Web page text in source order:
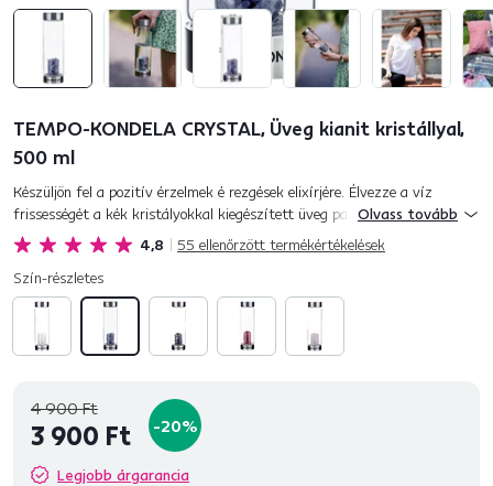
TEMPO-KONDELA CRYSTAL, Üveg kianit kristállyal,
500 ml
4,8 55 ellenőrzött termékértékelések
Készüljön fel a pozitív érzelmek é rezgések elixírjére. Élvezze a víz
frissességét a kék kristályokkal kiegészített üveg palackból. Akár érzi a
kianit kristályok jótékony hatását, akár csak megszab...
Olvass tovább
Szín-részletes
4 900 Ft
3 900 Ft -20%
Legjobb árgarancia